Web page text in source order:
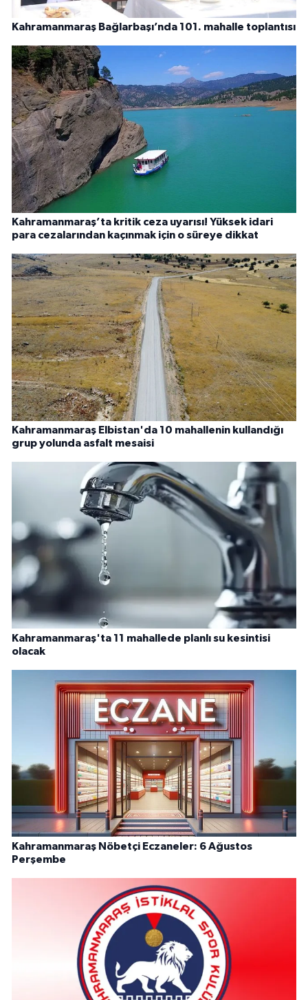
Kahramanmaraş Bağlarbaşı’nda 101. mahalle toplantısı
Kahramanmaraş’ta kritik ceza uyarısı! Yüksek idari
para cezalarından kaçınmak için o süreye dikkat
Kahramanmaraş Elbistan'da 10 mahallenin kullandığı
grup yolunda asfalt mesaisi
Kahramanmaraş'ta 11 mahallede planlı su kesintisi
olacak
Kahramanmaraş Nöbetçi Eczaneler: 6 Ağustos
Perşembe